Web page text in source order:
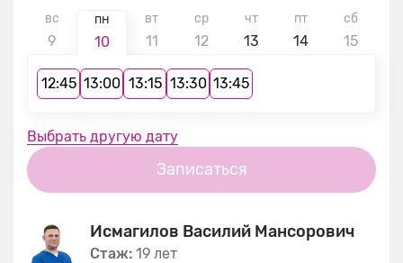
вс
9
пн
10
вт
11
ср
12
чт
13
пт
14
сб
15
12:45 13:00 13:15 13:30 13:45
Выбрать другую дату
Записаться
Исмагилов Василий Мансорович
Стаж: 19 лет